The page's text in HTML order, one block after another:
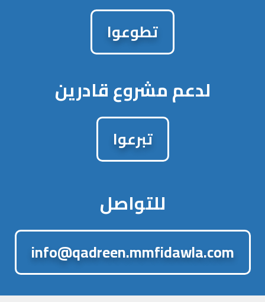
تطوعوا
لدعم مشروع قادرين
تبرعوا
للتواصل
info@qadreen.mmfidawla.com